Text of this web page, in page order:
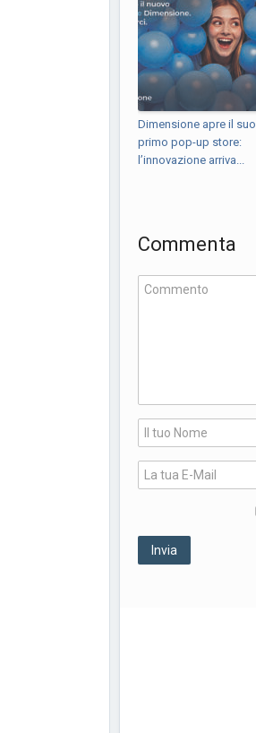
Dimensione apre il suo
primo pop-up store:
l’innovazione arriva...
Commenta